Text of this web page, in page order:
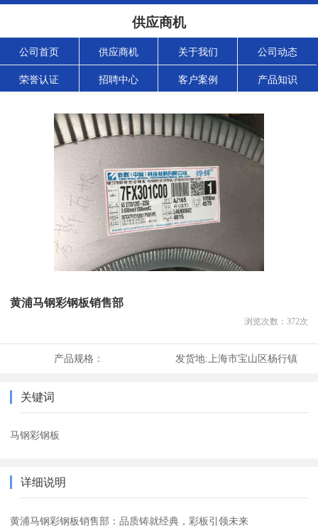
供应商机
公司首页 供应商机 关于我们 公司动态
荣誉认证 招聘中心 客户案例 产品知识
黄浦马钢彩钢板销售部
浏览次数： 372次
产品规格： 发货地: 上海市宝山区杨行镇
关键词
马钢彩钢板
详细说明
黄浦马钢彩钢板销售部：品质铸就经典，彩板引领未来